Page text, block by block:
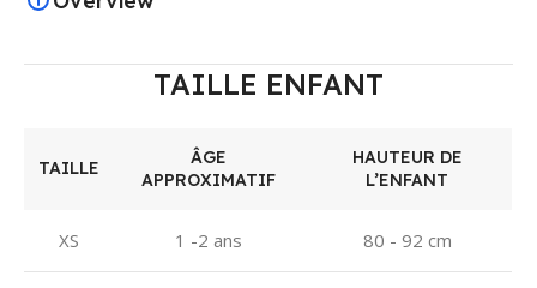
TAILLE ENFANT
TAILLE
ÂGE
APPROXIMATIF
HAUTEUR DE
L’ENFANT
XS 1 -2 ans 80 - 92 cm